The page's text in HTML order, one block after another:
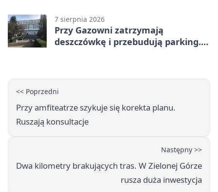
7 sierpnia 2026
Przy Gazowni zatrzymają
deszczówkę i przebudują parking.
<< Poprzedni
Przy amfiteatrze szykuje się korekta planu.
Ruszają konsultacje
Następny >>
Dwa kilometry brakujących tras. W Zielonej Górze
rusza duża inwestycja